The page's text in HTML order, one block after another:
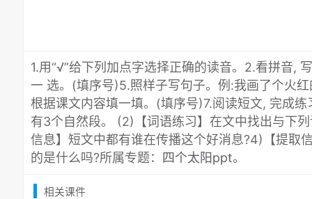
1.用“√”给下列加点字选择正确的读音。2.看拼音,
一 选。(填序号)5.照样子写句子。例:我画了个火
根据课文内容填一填。(填序号)7.阅读短文, 完成
有3个自然段。 (2)【词语练习】在文中找出与下
信息】短文中都有谁在传播这个好消息?4)【提取
的是什么吗?所属专题：
四个太阳ppt。
相关课件